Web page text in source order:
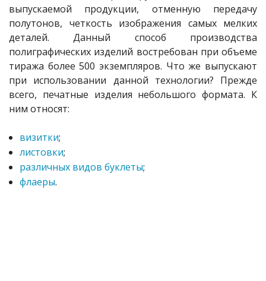
выпускаемой продукции, отменную передачу
полутонов, четкость изображения самых мелких
деталей. Данный способ производства
полиграфических изделий востребован при объеме
тиража более 500 экземпляров. Что же выпускают
при использовании данной технологии? Прежде
всего, печатные изделия небольшого формата. К
ним относят:
визитки;
листовки;
различных видов буклеты;
флаеры.